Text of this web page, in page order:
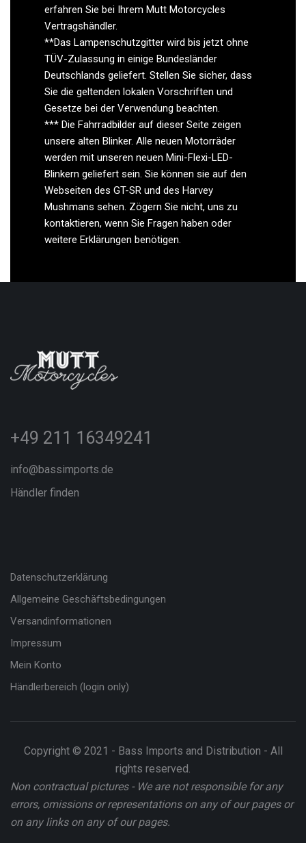
erfahren Sie bei Ihrem Mutt Motorcycles
Vertragshändler.
**Das Lampenschutzgitter wird bis jetzt ohne
TÜV-Zulassung in einige Bundesländer
Deutschlands geliefert. Stellen Sie sicher, dass
Sie die geltenden lokalen Vorschriften und
Gesetze bei der Verwendung beachten.
*** Die Fahrradbilder auf dieser Seite zeigen
unsere alten Blinker. Alle neuen Motorräder
werden mit unseren neuen Mini-Flexi-LED-
Blinkern geliefert sein. Sie können sie auf den
Webseiten des GT-SR und des Harvey
Mushmans sehen. Zögern Sie nicht, uns zu
kontaktieren, wenn Sie Fragen haben oder
weitere Erklärungen benötigen.
+49 211 16349241
info@bassimports.de
Händler finden
Datenschutzerklärung
Allgemeine Geschäftsbedingungen
Versandinformationen
Impressum
Mein Konto
Händlerbereich (login only)
Copyright © 2021 - Bass Imports and Distribution - All
rights reserved.
Non contractual pictures - We are not responsible for any
errors, omissions or representations on any of our pages or
on any links on any of our pages.